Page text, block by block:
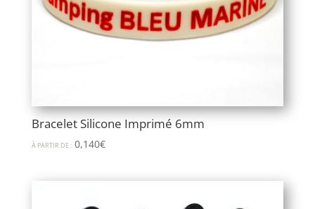
Bracelet Silicone Imprimé 6mm
À PARTIR DE : 0,140€